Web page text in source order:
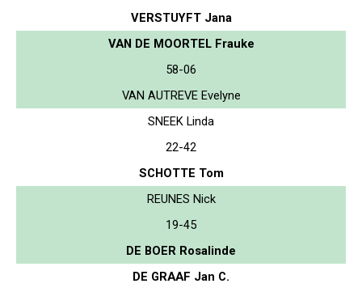
VERSTUYFT Jana
VAN DE MOORTEL Frauke
58-06
VAN AUTREVE Evelyne
SNEEK Linda
22-42
SCHOTTE Tom
REUNES Nick
19-45
DE BOER Rosalinde
DE GRAAF Jan C.